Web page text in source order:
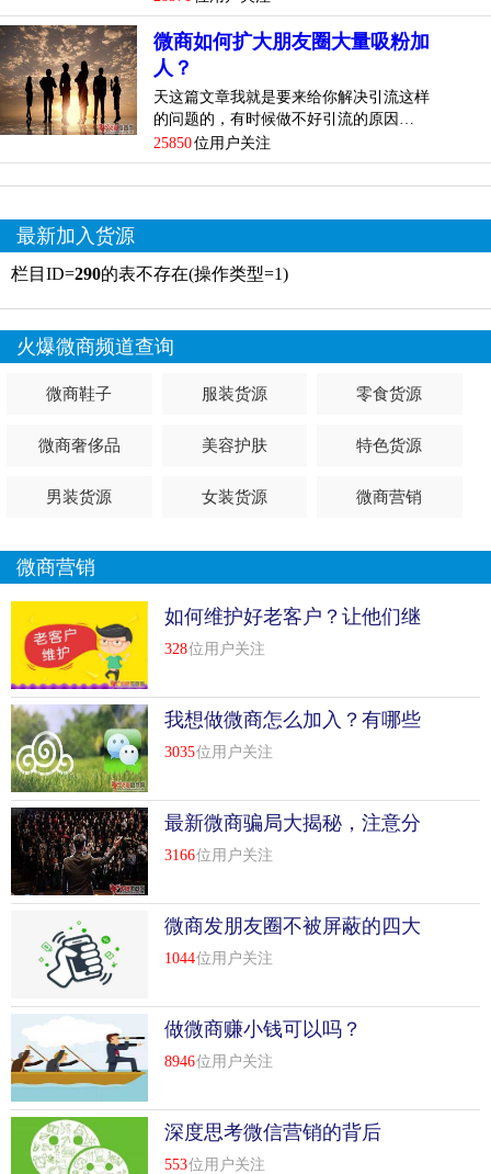
微商如何扩大朋友圈大量吸粉加
人？
天这篇文章我就是要来给你解决引流这样
的问题的，有时候做不好引流的原因…
25850位用户关注
最新加入货源
栏目ID=290的表不存在(操作类型=1)
火爆微商频道查询
微商鞋子 服装货源 零食货源
微商奢侈品 美容护肤 特色货源
男装货源 女装货源 微商营销
微商营销
如何维护好老客户？让他们继
续买单
328位用户关注
我想做微商怎么加入？有哪些
流程介绍？
3035位用户关注
最新微商骗局大揭秘，注意分
辨！
3166位用户关注
微商发朋友圈不被屏蔽的四大
技巧
1044位用户关注
做微商赚小钱可以吗？
8946位用户关注
深度思考微信营销的背后
553位用户关注